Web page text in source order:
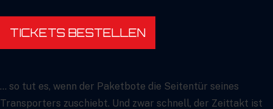
TICKETS BESTELLEN
… so tut es, wenn der Paketbote die Seitentür seines
Transporters zuschiebt. Und zwar schnell, der Zeittakt ist